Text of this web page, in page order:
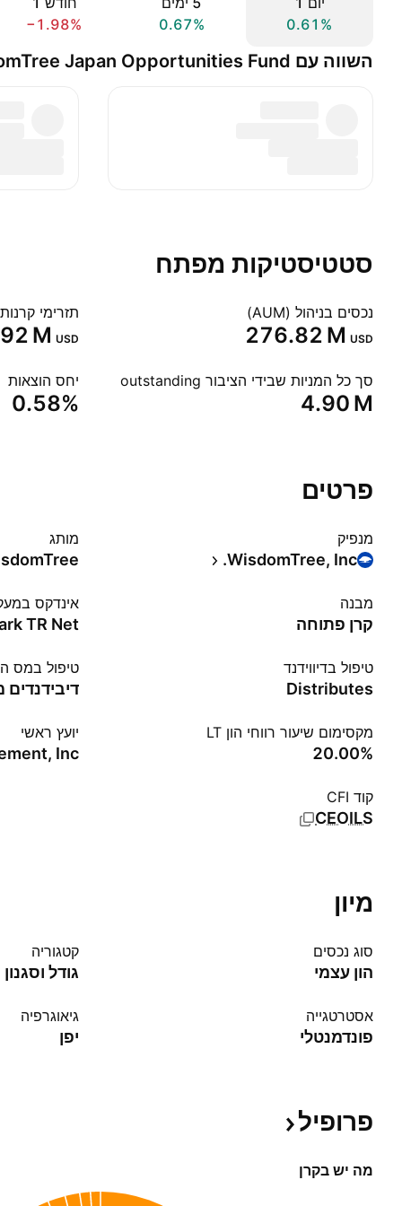
0.61%
0.67%
−1.98%
השווה עם WisdomTree Japan Opportunities Fund
סטטיסטיקות מפתח
נכסים בניהול (AUM)
‪276.82 M‬ USD
תזרימי
M‬ USD
סך כל המניות שבידי הציבור outstanding
‪4.90 M‬
יחס הוצאות
0.58%
פרטים
מנפיק
WisdomTree, Inc.
מותג
מבנה
קרן פתוחה
אינדקס
טיפול בדיווידנד
Distributes
טיפול במס
דיבידנדים
מקסימום שיעור רווחי הון LT
‪20.00%‬
יועץ ראשי
קוד CFI
CEOILS
מיון
סוג נכסים
הון עצמי
קטגוריה
גודל וסגנון
אסטרטגייה
פונדמנטלי
גיאוגרפיה
יפן‏
פרופיל
מה יש בקרן